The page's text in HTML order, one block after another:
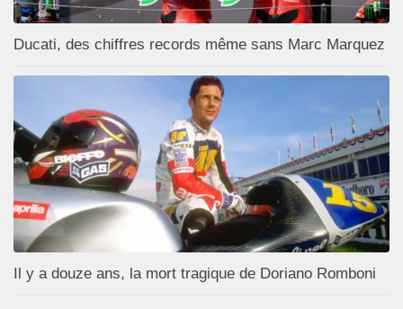
Ducati, des chiffres records même sans Marc Marquez
Il y a douze ans, la mort tragique de Doriano Romboni